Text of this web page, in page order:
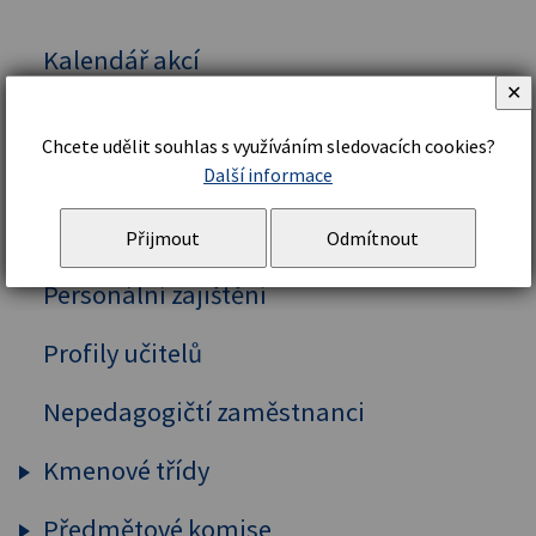
Kalendář akcí
Organizační řád a struktura
Školní řád
Personální zajištění
Profily učitelů
Nepedagogičtí zaměstnanci
Kmenové třídy
Prima
Chcete udělit souhlas s využíváním sledovacích cookies?
Další informace
Přijmout Odmítnout
✕